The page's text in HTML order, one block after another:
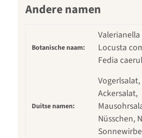
Andere namen
Botanische naam:
Locusta
Fedia
Duitse namen:
Ackersalat,
Nüsschen,